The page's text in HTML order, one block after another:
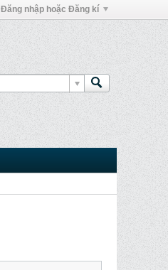
Đăng nhập hoặc Đăng kí